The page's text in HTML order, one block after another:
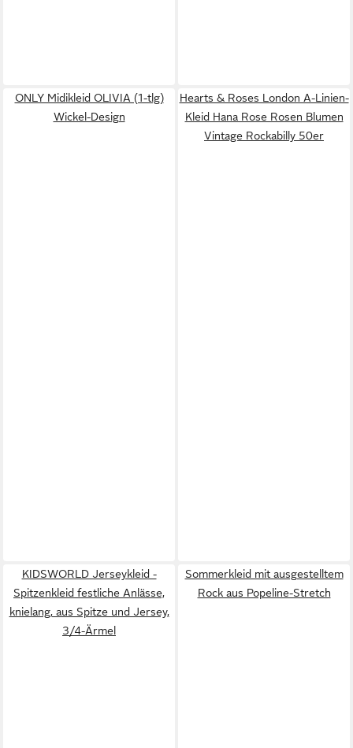
ONLY Midikleid OLIVIA (1-tlg)
Wickel-Design
Hearts & Roses London A-Linien-
Kleid Hana Rose Rosen Blumen
Vintage Rockabilly 50er
KIDSWORLD Jerseykleid -
Spitzenkleid festliche Anlässe,
knielang, aus Spitze und Jersey,
3/4-Ärmel
Sommerkleid mit ausgestelltem
Rock aus Popeline-Stretch